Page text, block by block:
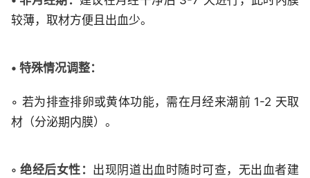
较薄，取材方便且出血少。
• 特殊情况调整：
◦ 若为排查排卵或黄体功能，需在月经来潮前 1-2 天取
材（分泌期内膜）。
◦ 绝经后女性： 出现阴道出血时随时可查，无出血者建